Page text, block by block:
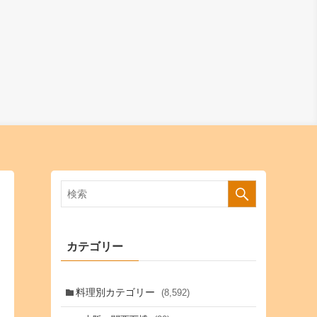
カテゴリー
料理別カテゴリー (8,592)